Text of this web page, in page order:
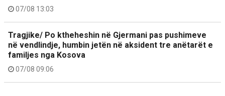
07/08 13:03
Tragjike/ Po ktheheshin në Gjermani pas pushimeve
në vendlindje, humbin jetën në aksident tre anëtarët e
familjes nga Kosova
07/08 09:06